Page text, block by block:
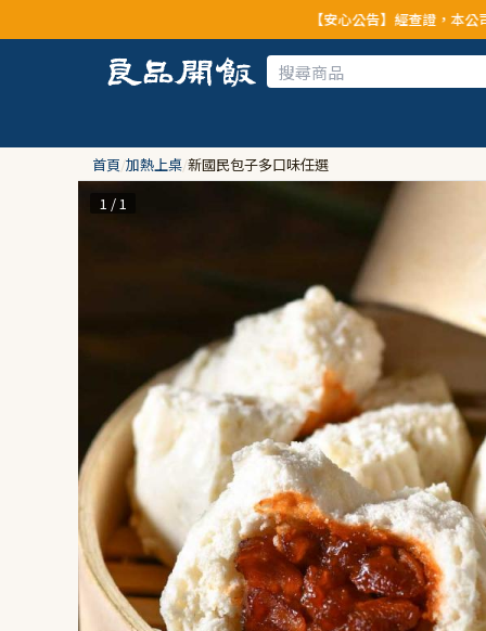
【安心公告】經查證，本公司全品項與上游供
首頁/加熱上桌/新國民包子多口味任選
1 / 1